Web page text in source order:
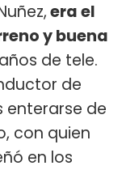
era el
y buena
de tele.
de
enterarse de
con quien
en los